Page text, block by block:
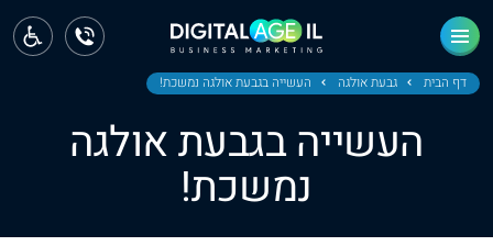
דף הבית גבעת אולגה העשייה בגבעת אולגה נמשכת!
העשייה בגבעת אולגה
נמשכת!
ראשי
חדשות
מחוז צפון
מחוז חיפה
מחוז מרכז